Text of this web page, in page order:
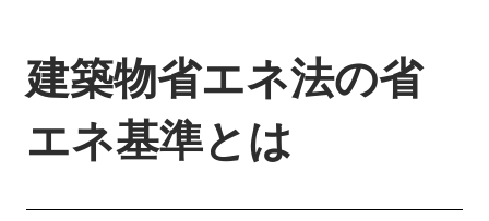
建築物省エネ法の省
エネ基準とは